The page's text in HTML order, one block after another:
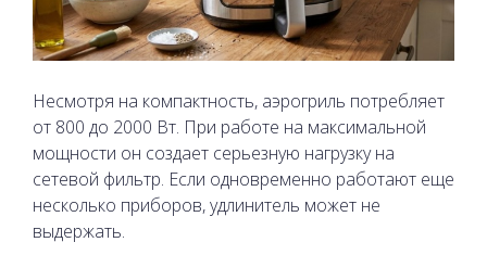
Несмотря на компактность, аэрогриль потребляет
от 800 до 2000 Вт. При работе на максимальной
мощности он создает серьезную нагрузку на
сетевой фильтр. Если одновременно работают еще
несколько приборов, удлинитель может не
выдержать.